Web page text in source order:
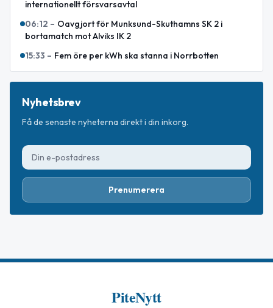
internationellt försvarsavtal
06:12 – Oavgjort för Munksund-Skuthamns SK 2 i
bortamatch mot Alviks IK 2
15:33 – Fem öre per kWh ska stanna i Norrbotten
Nyhetsbrev
Få de senaste nyheterna direkt i din inkorg.
Prenumerera
PiteNytt